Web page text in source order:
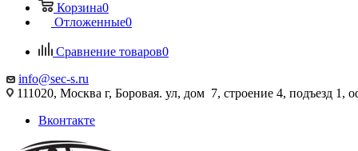
Корзина0
Отложенные0
Сравнение товаров0
info@sec-s.ru
111020, Москва г, Боровая. ул, дом 7, строение 4, подъезд 1,
Вконтакте